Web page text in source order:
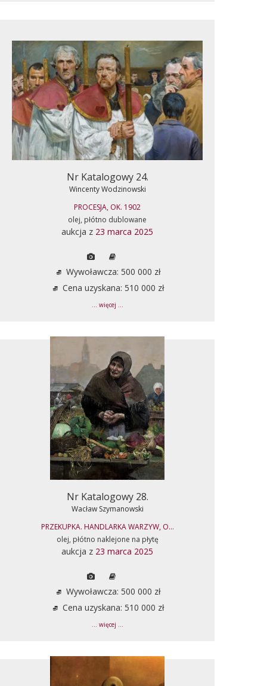
Nr Katalogowy 24.
Wincenty Wodzinowski
PROCESJA, OK. 1902
olej, płótno dublowane
aukcja z 23 marca 2025
Wywoławcza: 500 000 zł
Cena uzyskana: 510 000 zł
... więcej ...
Nr Katalogowy 28.
Wacław Szymanowski
PRZEKUPKA. HANDLARKA WARZYW, O...
olej, płótno naklejone na płytę
aukcja z 23 marca 2025
Wywoławcza: 500 000 zł
Cena uzyskana: 510 000 zł
... więcej ...